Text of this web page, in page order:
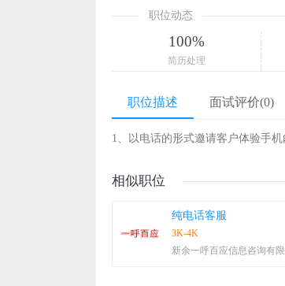
职位动态
100%
简历处理
职位描述 面试评价(0)
1、以电话的形式邀请客户体验手机
相似职位
纯电话客服
3K-4K
新余一呼百应信息咨询有